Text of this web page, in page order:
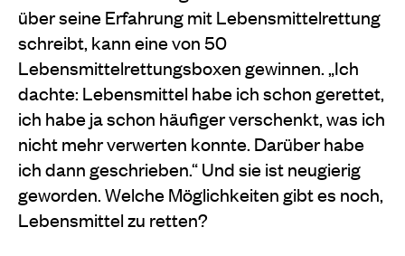
über seine Erfahrung mit Lebensmittelrettung
schreibt, kann eine von 50
Lebensmittelrettungsboxen gewinnen. „Ich
dachte: Lebensmittel habe ich schon gerettet,
ich habe ja schon häufiger verschenkt, was ich
nicht mehr verwerten konnte. Darüber habe
ich dann geschrieben.“ Und sie ist neugierig
geworden. Welche Möglichkeiten gibt es noch,
Lebensmittel zu retten?